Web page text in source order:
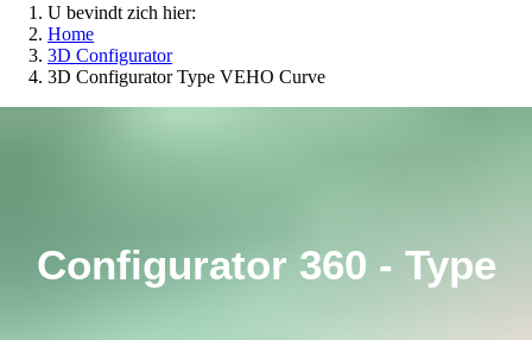
U bevindt zich hier:
Home
3D Configurator
3D Configurator Type VEHO Curve
Configurator 360 - Type